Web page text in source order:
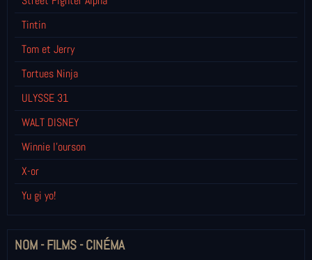
Tintin
Tom et Jerry
Tortues Ninja
ULYSSE 31
WALT DISNEY
Winnie l’ourson
X-or
Yu gi yo!
NOM - FILMS - CINÉMA